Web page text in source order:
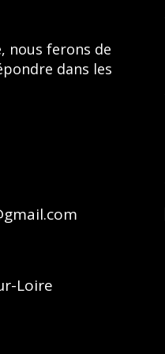
nous ferons de
dans les
Loire